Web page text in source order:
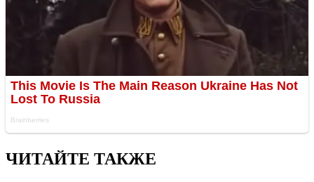
ЧИТАЙТЕ ТАКЖЕ